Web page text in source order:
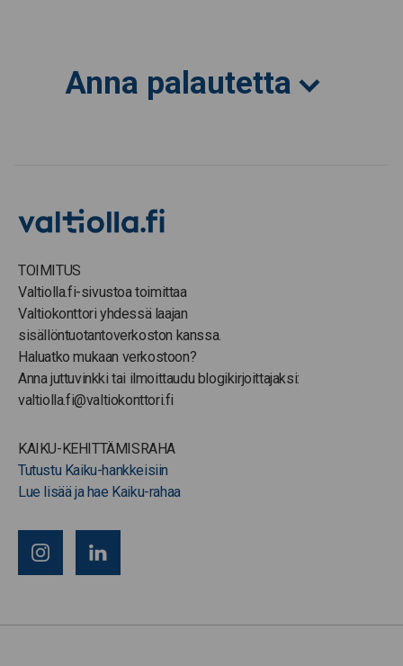
Anna palautetta
TOIMITUS
Valtiolla.fi-sivustoa toimittaa
Valtiokonttori yhdessä laajan
sisällöntuotantoverkoston kanssa.
Haluatko mukaan verkostoon?
Anna juttuvinkki tai ilmoittaudu blogikirjoittajaksi:
valtiolla.fi@valtiokonttori.fi
KAIKU-KEHITTÄMISRAHA
Tutustu Kaiku-hankkeisiin
Lue lisää ja hae Kaiku-rahaa